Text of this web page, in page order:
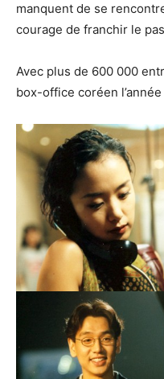
manquent de se
courage de franchir le
Avec plus de 600 000
box-office coréen